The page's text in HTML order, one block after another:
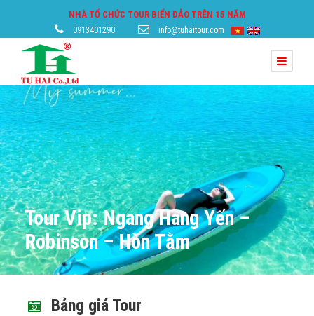
NHÀ TỔ CHỨC TOUR BIỂN ĐẢO TRÊN 15 NĂM
0913401290 info@tuhaitour.com
Tour Vip: Ngang Hang Yến –
Robinson – Hòn Tằm
Bảng giá Tour